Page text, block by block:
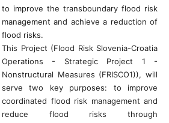
to improve the transboundary flood risk
management and achieve a reduction of
flood risks.
This Project (Flood Risk Slovenia-Croatia
Operations - Strategic Project 1 -
Nonstructural Measures (FRISCO1)), will
serve two key purposes: to improve
coordinated flood risk management and
reduce flood risks through